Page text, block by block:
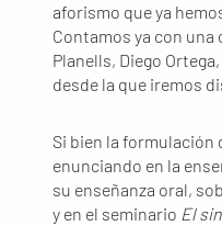
aforismo que ya
Contamos ya con
Planells, Diego
desde la que iremos
Si bien la formulación
enunciando en la
su enseñanza oral,
y en el seminario El